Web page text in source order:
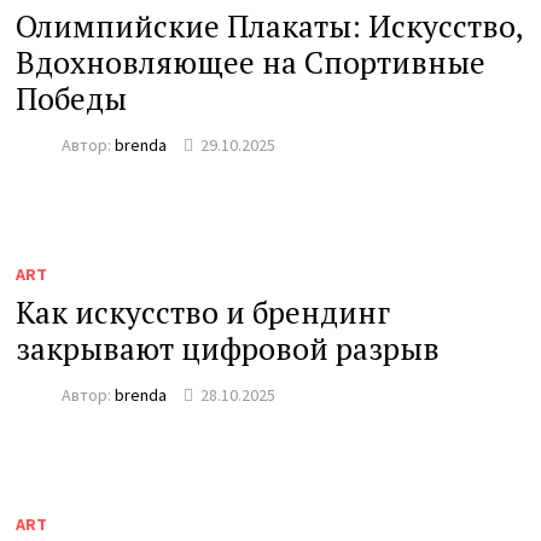
Олимпийские Плакаты: Искусство,
Вдохновляющее на Спортивные
Победы
Автор:brenda 29.10.2025
ART
Как искусство и брендинг
закрывают цифровой разрыв
Автор:brenda 28.10.2025
ART